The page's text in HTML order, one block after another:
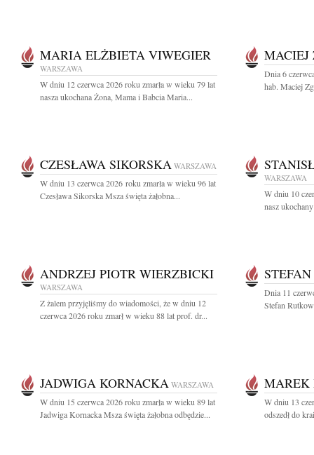
MARIA ELŻBIETA VIWEGIER
WARSZAWA
W dniu 12 czerwca 2026 roku zmarła w wieku 79 lat
nasza ukochana Żona, Mama i Babcia Maria...
MACIEJ
Dnia 6
hab. Maciej
CZESŁAWA SIKORSKA WARSZAWA
W dniu 13 czerwca 2026 roku zmarła w wieku 96 lat
Czesława Sikorska Msza święta żałobna...
WARSZAWA
W dniu 10
nasz
ANDRZEJ PIOTR WIERZBICKI
WARSZAWA
Z żalem przyjęliśmy do wiadomości, że w dniu 12
czerwca 2026 roku zmarł w wieku 88 lat prof. dr...
Dnia 11
Stefan
JADWIGA KORNACKA WARSZAWA
W dniu 15 czerwca 2026 roku zmarła w wieku 89 lat
Jadwiga Kornacka Msza święta żałobna odbędzie...
MAREK
W dniu 13
odszedł do